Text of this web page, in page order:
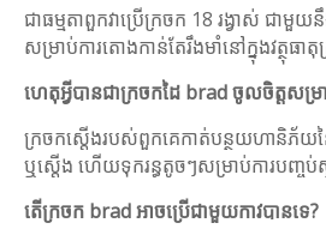
ជាធម្មតាពួកវាប្រើក្រចក 18 រង្វាស់ ជាមួ
សម្រាប់ការតោងកាន់តែរឹងមាំនៅក្នុងវត្ថុធា
ហេតុអ្វីបានជាក្រចកដៃ brad ចូលចិត្តសម្
ក្រចកស្តើងរបស់ពួកគេកាត់បន្ថយហានិភ័យ
ឬស្តើង ហើយទុករន្ធតូចៗសម្រាប់ការបញ្ចប់
តើក្រចក brad អាចប្រើជាមួយកាវបានទេ?